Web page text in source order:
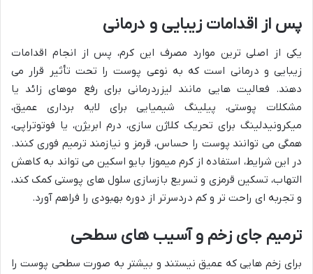
پس از اقدامات زیبایی و درمانی
یکی از اصلی ترین موارد مصرف این کرم، پس از انجام اقدامات
زیبایی و درمانی است که به نوعی پوست را تحت تأثیر قرار می
دهند. فعالیت هایی مانند لیزردرمانی برای رفع موهای زائد یا
مشکلات پوستی، پیلینگ شیمیایی برای لایه برداری عمیق،
میکرونیدلینگ برای تحریک کلاژن سازی، درم ابریژن، یا فوتوتراپی،
همگی می توانند پوست را حساس، قرمز و نیازمند ترمیم فوری کنند.
در این شرایط، استفاده از کرم میموزا بایو اسکین می تواند به کاهش
التهاب، تسکین قرمزی و تسریع بازسازی سلول های پوستی کمک کند،
و تجربه ای راحت تر و کم دردسرتر از دوره بهبودی را فراهم آورد.
ترمیم جای زخم و آسیب های سطحی
برای زخم هایی که عمیق نیستند و بیشتر به صورت سطحی پوست را